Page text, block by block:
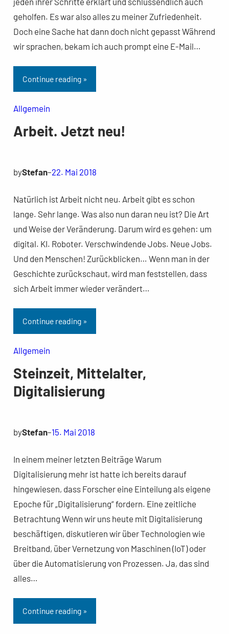
geholfen. Es war also alles zu meiner Zufriedenheit.
Doch eine Sache hat dann doch nicht gepasst Während
wir sprachen, bekam ich auch prompt eine E-Mail…
Continue reading »
Allgemein
Arbeit. Jetzt neu!
byStefan–22. Mai 2018
Natürlich ist Arbeit nicht neu. Arbeit gibt es schon
lange. Sehr lange. Was also nun daran neu ist? Die Art
und Weise der Veränderung. Darum wird es gehen: um
digital. KI. Roboter. Verschwindende Jobs. Neue Jobs.
Und den Menschen! Zurückblicken… Wenn man in der
Geschichte zurückschaut, wird man feststellen, dass
sich Arbeit immer wieder verändert…
Continue reading »
Allgemein
Steinzeit, Mittelalter,
Digitalisierung
byStefan–15. Mai 2018
In einem meiner letzten Beiträge Warum
Digitalisierung mehr ist hatte ich bereits darauf
hingewiesen, dass Forscher eine Einteilung als eigene
Epoche für „Digitalisierung“ fordern. Eine zeitliche
Betrachtung Wenn wir uns heute mit Digitalisierung
beschäftigen, diskutieren wir über Technologien wie
Breitband, über Vernetzung von Maschinen (IoT) oder
über die Automatisierung von Prozessen. Ja, das sind
alles…
Continue reading »